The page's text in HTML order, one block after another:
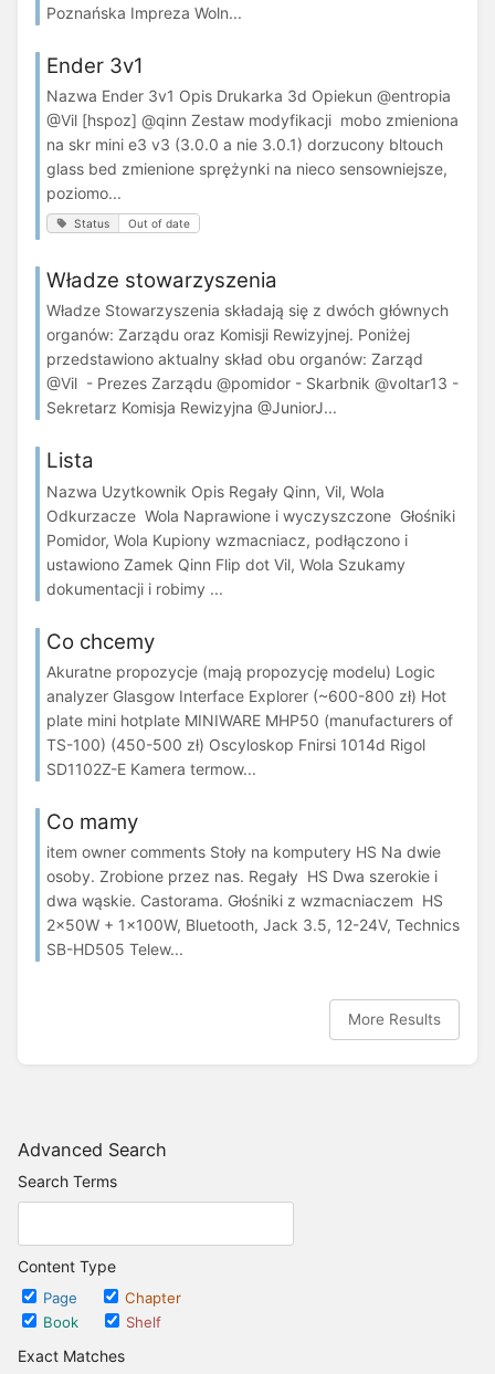
Advanced Search
Search Terms
Content Type
Page
Chapter
Book
Shelf
Exact Matches
Poznańska Impreza Woln...
Ender 3v1
Nazwa Ender 3v1 Opis Drukarka 3d Opiekun @entropia
@Vil [hspoz] @qinn Zestaw modyfikacji mobo zmieniona
na skr mini e3 v3 (3.0.0 a nie 3.0.1) dorzucony bltouch
glass bed zmienione sprężynki na nieco sensowniejsze,
poziomo...
Status Out of date
Władze stowarzyszenia
Władze Stowarzyszenia składają się z dwóch głównych
organów: Zarządu oraz Komisji Rewizyjnej. Poniżej
przedstawiono aktualny skład obu organów: Zarząd
@Vil - Prezes Zarządu @pomidor - Skarbnik @voltar13 -
Sekretarz Komisja Rewizyjna @JuniorJ...
Lista
Nazwa Uzytkownik Opis Regały Qinn, Vil, Wola
Odkurzacze Wola Naprawione i wyczyszczone Głośniki
Pomidor, Wola Kupiony wzmacniacz, podłączono i
ustawiono Zamek Qinn Flip dot Vil, Wola Szukamy
dokumentacji i robimy ...
Co chcemy
Akuratne propozycje (mają propozycję modelu) Logic
analyzer Glasgow Interface Explorer (~600-800 zł) Hot
plate mini hotplate MINIWARE MHP50 (manufacturers of
TS-100) (450-500 zł) Oscyloskop Fnirsi 1014d Rigol
SD1102Z-E Kamera termow...
Co mamy
item owner comments Stoły na komputery HS Na dwie
osoby. Zrobione przez nas. Regały HS Dwa szerokie i
dwa wąskie. Castorama. Głośniki z wzmacniaczem HS
2x50W + 1x100W, Bluetooth, Jack 3.5, 12-24V, Technics
SB-HD505 Telew...
More Results